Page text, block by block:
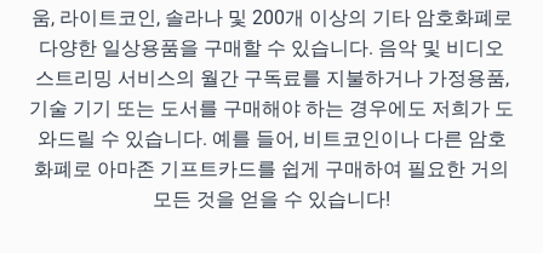
움, 라이트코인, 솔라나 및 200개 이상의 기타 암호화폐로
다양한 일상용품을 구매할 수 있습니다. 음악 및 비디오
스트리밍 서비스의 월간 구독료를 지불하거나 가정용품,
기술 기기 또는 도서를 구매해야 하는 경우에도 저희가 도
와드릴 수 있습니다. 예를 들어, 비트코인이나 다른 암호
화폐로 아마존 기프트카드를 쉽게 구매하여 필요한 거의
모든 것을 얻을 수 있습니다!